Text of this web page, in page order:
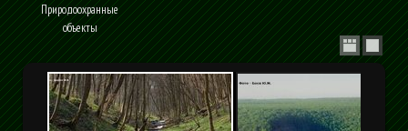
Природоохранные
объекты